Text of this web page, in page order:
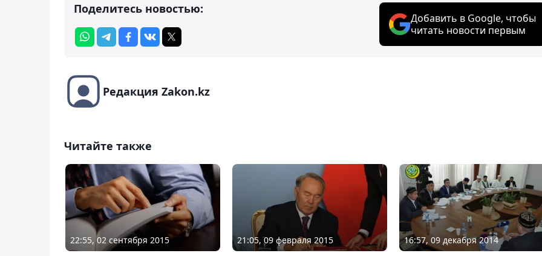
Поделитесь новостью:
Добавить в Google, чтобы
читать новости первым
Редакция Zakon.kz
Читайте также
22:55, 02 сентября 2015 21:05, 09 февраля 2015 16:57, 09 декабря 2014